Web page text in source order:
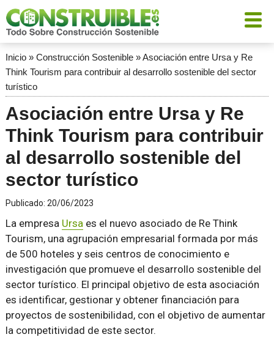
Inicio» Construcción Sostenible»Asociación entre Ursa y Re
Think Tourism para contribuir al desarrollo sostenible del sector
turístico
Asociación entre Ursa y Re
Think Tourism para contribuir
al desarrollo sostenible del
sector turístico
Publicado: 20/06/2023
La empresa Ursaes el nuevo asociado de Re Think
Tourism, una agrupación empresarial formada por más
de 500 hoteles y seis centros de conocimiento e
investigación que promueve el desarrollo sostenible del
sector turístico. El principal objetivo de esta asociación
es identificar, gestionar y obtener financiación para
proyectos de sostenibilidad, con el objetivo de aumentar
la competitividad de este sector.